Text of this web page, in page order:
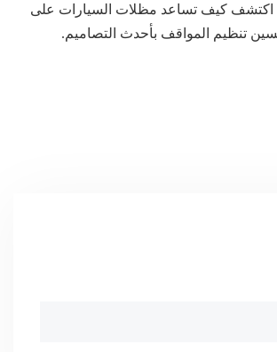
اكتشف كيف تساعد مظلات السيارات على
تنظيم المواقف بأحدث التصاميم.